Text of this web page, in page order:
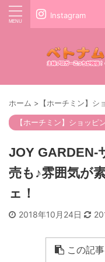
Instagram
ホーム > 【ホーチミン】シ
【ホーチミン】ショッピ
JOY GARDEN-
売も♪雰囲気が
ェ！
2018年10月24日
この記